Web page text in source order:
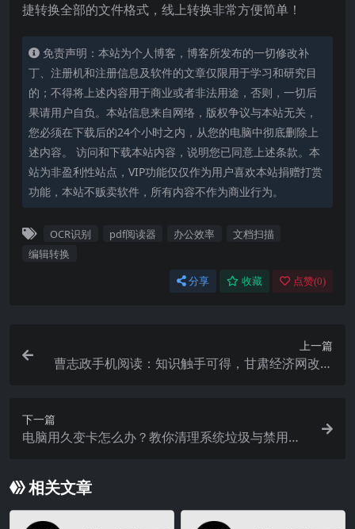
捷转换全部的文件格式，线上转换非常方便简单！
免责声明：本站为个人博客，博客所发布的一切修改补
丁、注册机和注册信息及软件的文章仅限用于学习和研究目
的；不得将上述内容用于商业或者非法用途，否则，一切后
果请用户自负。本站信息来自网络，版权争议与本站无关，
您必须在下载后的24个小时之内，从您的电脑中彻底删除上
述内容。 访问和下载本站内容，说明您已同意上述条款。本
站为非盈利性站点，VIP功能仅仅作为用户喜欢本站捐赠打赏
功能，本站不贩卖软件，所有内容不作为商业行为。
OCR识别 pdf阅读器 办公效率
文档扫描
编辑转换
分享 收藏 点赞(0)
上一篇
曹志政手机阅读：知识触手可得，甘肃经济网改版
下一篇
电脑用久变卡怎么办？教你清理系统垃圾与禁用启
相关文章